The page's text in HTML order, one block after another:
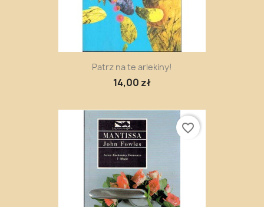
Patrz na te arlekiny!
14,00 zł
favorite_border